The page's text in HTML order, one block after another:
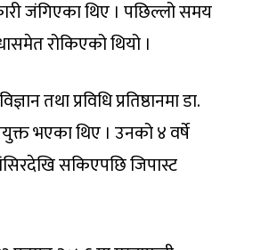
जंगिएका थिए । पछिल्लो समय
रोकिएको थियो ।
तथा प्रविधि प्रतिष्ठानमा डा.
भएका थिए । उनको ४ वर्षे
सकिएपछि जिपास्ट